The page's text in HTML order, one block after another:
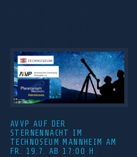
AVVP AUF DER
STERNENNACHT IM
TECHNOSEUM MANNHEIM AM
FR. 19.7. AB 17:00 H